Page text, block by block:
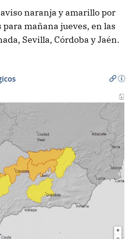
naranja y amarillo por
mañana jueves, en las
Sevilla, Córdoba y Jaén.